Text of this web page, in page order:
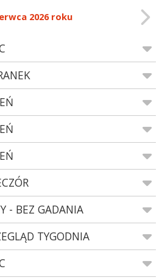
2026 roku
- BEZ GADANIA
TYGODNIA